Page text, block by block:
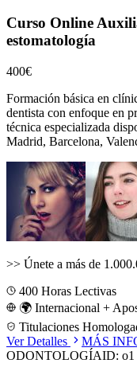
Curso Online
estomatología
400€
Formación básica en
dentista con enfoque en
técnica especializada
Madrid, Barcelona,
>> Únete a más de
400 Horas Lectivas
🌍 Internacional +
Titulaciones
Ver Detalles
MÁS
ODONTOLOGÍAID: o1